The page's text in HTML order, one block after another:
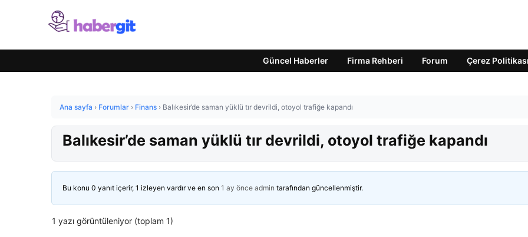
Güncel Haberler Firma Rehberi Forum Çerez Politikası
Ana sayfa › Forumlar › Finans › Balıkesir’de saman yüklü tır devrildi, otoyol trafiğe kapandı
Balıkesir’de saman yüklü tır devrildi, otoyol trafiğe kapandı
Bu konu 0 yanıt içerir, 1 izleyen vardır ve en son 1 ay önce admin tarafından güncellenmiştir.
1 yazı görüntüleniyor (toplam 1)